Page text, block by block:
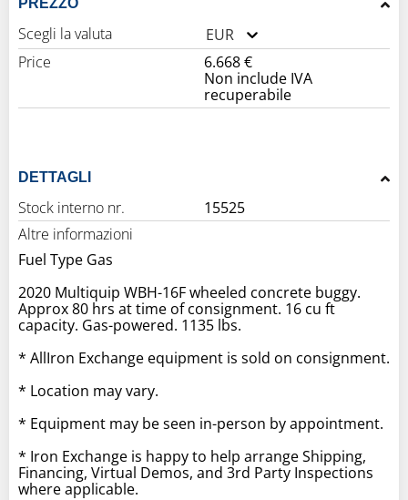
PREZZO
Scegli la valuta
EUR
Price
6.668 €
Non include IVA
recuperabile
DETTAGLI
Stock interno nr.
15525
Altre informazioni
Fuel Type Gas
2020 Multiquip WBH-16F wheeled concrete buggy.
Approx 80 hrs at time of consignment. 16 cu ft
capacity. Gas-powered. 1135 lbs.
* AllIron Exchange equipment is sold on consignment.
* Location may vary.
* Equipment may be seen in-person by appointment.
* Iron Exchange is happy to help arrange Shipping,
Financing, Virtual Demos, and 3rd Party Inspections
where applicable.